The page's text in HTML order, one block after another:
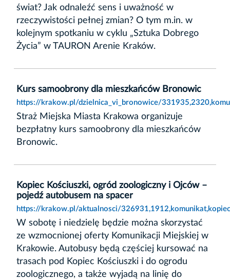
świat? Jak odnaleźć sens i uważność w
rzeczywistości pełnej zmian? O tym m.in. w
kolejnym spotkaniu w cyklu „Sztuka Dobrego
Życia” w TAURON Arenie Kraków.
Kurs samoobrony dla mieszkańców Bronowic
https://krakow.pl/dzielnica_vi_bronowice/
Straż Miejska Miasta Krakowa organizuje
bezpłatny kurs samoobrony dla mieszkańców
Bronowic.
Kopiec Kościuszki, ogród zoologiczny i Ojców –
pojedź autobusem na spacer
https://krakow.pl/aktualnosci/
W sobotę i niedzielę będzie można skorzystać
ze wzmocnionej oferty Komunikacji Miejskiej w
Krakowie. Autobusy będą częściej kursować na
trasach pod Kopiec Kościuszki i do ogrodu
zoologicznego, a także wyjadą na linię do